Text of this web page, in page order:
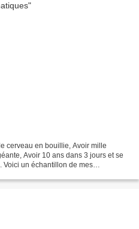
cerveau en bouillie, Avoir mille
Avoir 10 ans dans 3 jours et se
Voici un échantillon de mes